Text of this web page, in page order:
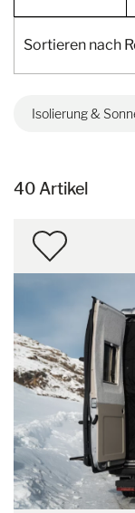
Isolierung &
40 Artikel